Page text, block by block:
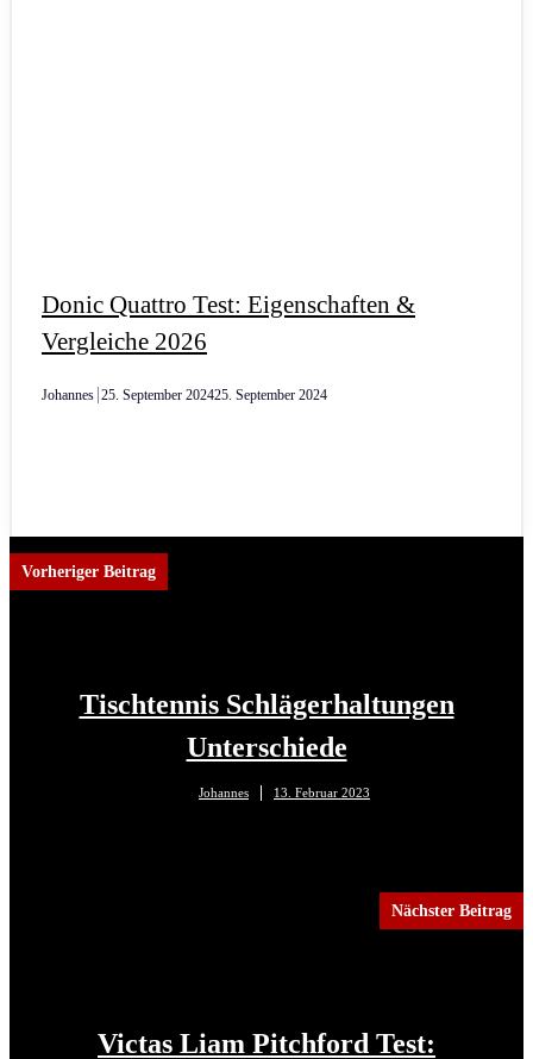
Donic Quattro Test: Eigenschaften &
Vergleiche 2026
Johannes 25. September 202425. September 2024
Vorheriger Beitrag
Tischtennis Schlägerhaltungen
Unterschiede
Johannes 13. Februar 2023
Nächster Beitrag
Victas Liam Pitchford Test: